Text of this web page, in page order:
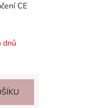
CE
dnů